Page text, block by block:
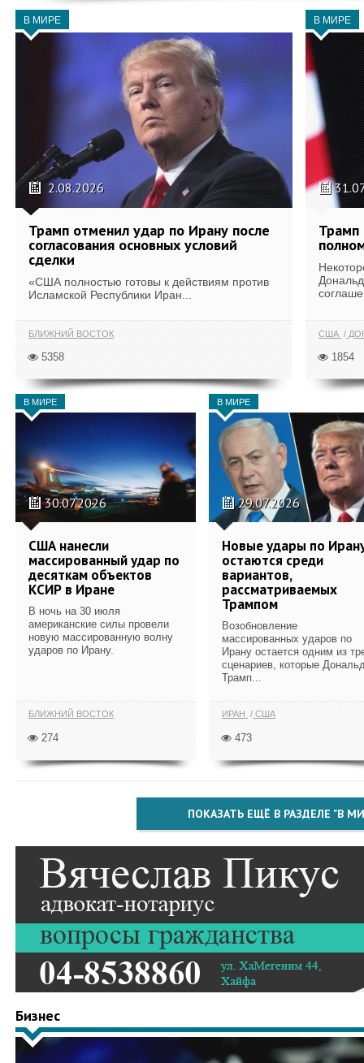
В МИРЕ
2.08.2026
Трамп отменил удар по Ирану после
согласования основных условий
сделки
«США полностью готовы к действиям против
Исламской Республики Иран...
БЛИЖНИЙ ВОСТОК
5358
В МИРЕ
Трамп
США
1854
В МИРЕ
30.07.2026
США нанесли
массированный удар по
десяткам объектов
КСИР в Иране
В ночь на 30 июля
американские силы провели
новую массированную волну
ударов по Ирану.
БЛИЖНИЙ ВОСТОК
274
В МИРЕ
29.07.2026
Новые удары по
остаются среди
вариантов,
рассматриваемых
Трампом
Возобновление
массированных ударов по
Ирану остается одним из
сценариев, которые
Трамп...
ИРАН США
473
ПОКАЗАТЬ ЕЩЁ В РАЗДЕЛЕ "В
Бизнес